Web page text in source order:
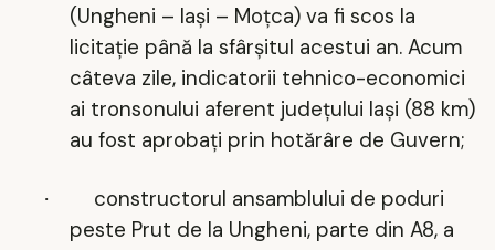
(Ungheni – Iași – Moțca) va fi scos la
licitație până la sfârșitul acestui an. Acum
câteva zile, indicatorii tehnico-economici
ai tronsonului aferent județului Iași (88 km)
au fost aprobați prin hotărâre de Guvern;
·
constructorul ansamblului de poduri
peste Prut de la Ungheni, parte din A8, a